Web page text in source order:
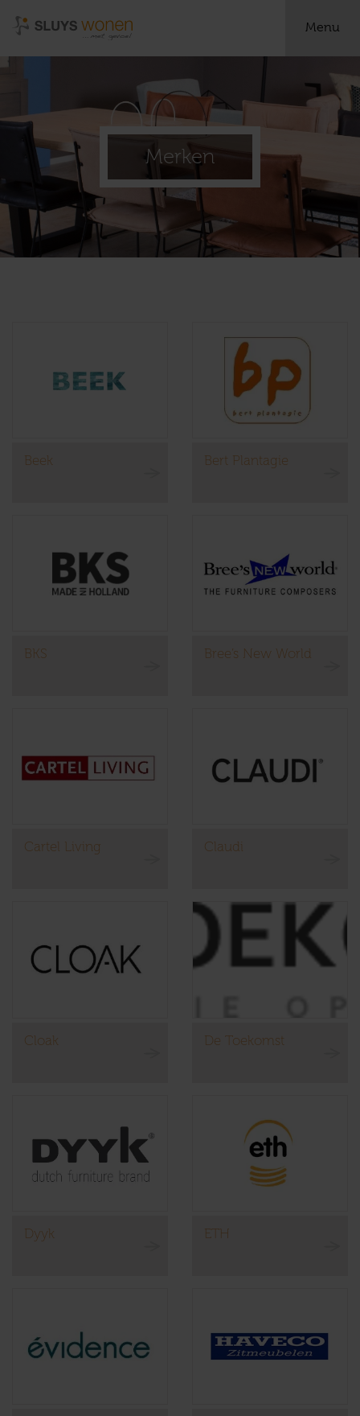
Menu
Merken
Beek Bert Plantagie
BKS Bree’s New World
Cartel Living Claudi
Cloak De Toekomst
Dyyk ETH